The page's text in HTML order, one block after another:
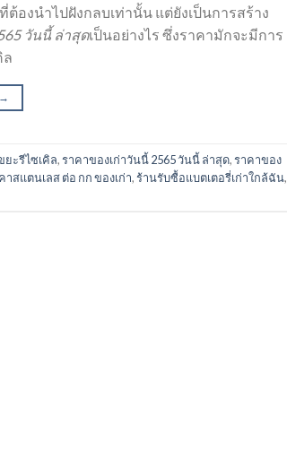
งนำไปฝังกลบเท่านั้น แต่ยังเป็นการสร้าง
วันนี้ ล่าสุดเป็นอย่างไร ซึ่งราคามักจะมีการ
ล
→
ะรีไซเคิล,ราคาของเก่าวันนี้ 2565 วันนี้ ล่าสุด,ราคาของ
าสแตนเลส ต่อ กก ของเก่า,ร้านรับซื้อแบตเตอรี่เก่าใกล้ฉัน,